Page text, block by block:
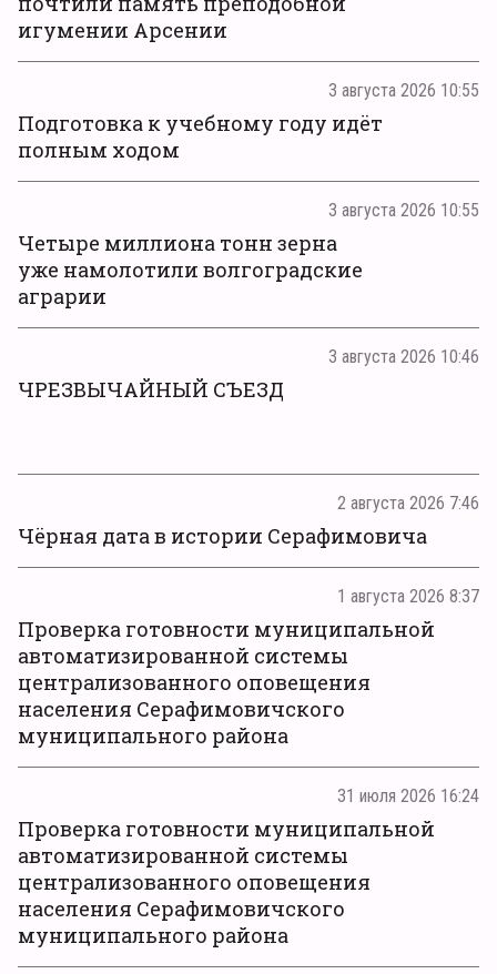
игумении Арсении
3 августа 2026 10:55
Подготовка к учебному году идёт
полным ходом
3 августа 2026 10:55
Четыре миллиона тонн зерна
уже намолотили волгоградские
аграрии
3 августа 2026 10:46
ЧРЕЗВЫЧАЙНЫЙ СЪЕЗД
2 августа 2026 7:46
Чёрная дата в истории Серафимовича
1 августа 2026 8:37
Проверка готовности муниципальной
автоматизированной системы
централизованного оповещения
населения Серафимовичского
муниципального района
31 июля 2026 16:24
Проверка готовности муниципальной
автоматизированной системы
централизованного оповещения
населения Серафимовичского
муниципального района